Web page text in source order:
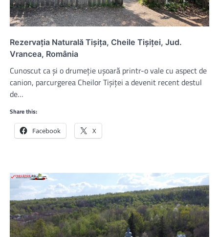
Rezervația Naturală Tișița, Cheile Tișiței, Jud.
Vrancea, România
Cunoscut ca și o drumeție ușoară printr-o vale cu aspect de
canion, parcurgerea Cheilor Tișiței a devenit recent destul
de…
Share this:
Facebook X